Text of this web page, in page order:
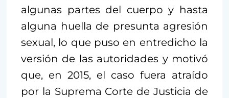
algunas partes del cuerpo y hasta
alguna huella de presunta agresión
sexual, lo que puso en entredicho la
versión de las autoridades y motivó
que, en 2015, el caso fuera atraído
por la Suprema Corte de Justicia de